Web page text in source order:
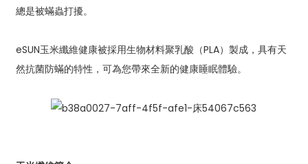
總是被蟎蟲打擾。
eSUN玉米纖維健康被採用生物材料聚乳酸（PLA）製成，具有天
然抗菌防蟎的特性，可為您帶來全新的健康睡眠體驗。